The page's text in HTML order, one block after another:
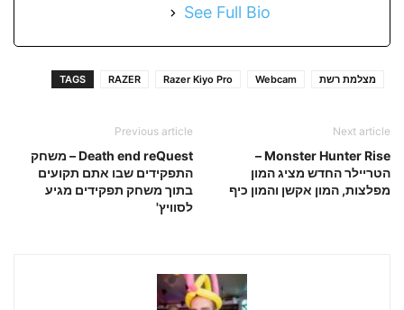
See Full Bio
TAGS RAZER Razer Kiyo Pro Webcam מצלמת רשת
Previous article
Death end reQuest – משחק
התפקידים שבו אתם תקועים
בתוך משחק תפקידים מגיע
לסוויץ'
Next article
Monster Hunter Rise –
הטריילר החדש מציג המון
מפלצות, המון אקשן והמון כיף